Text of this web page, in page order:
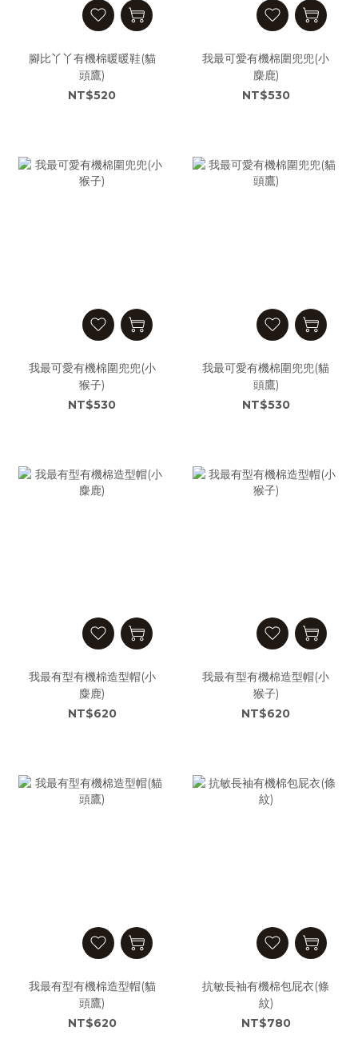
腳比丫丫有機棉暖暖鞋(貓
頭鷹)
NT$520
我最可愛有機棉圍兜兜(小
麋鹿)
NT$530
我最可愛有機棉圍兜兜(小
猴子)
NT$530
我最可愛有機棉圍兜兜(貓
頭鷹)
NT$530
我最有型有機棉造型帽(小
麋鹿)
NT$620
我最有型有機棉造型帽(小
猴子)
NT$620
我最有型有機棉造型帽(貓
頭鷹)
NT$620
抗敏長袖有機棉包屁衣(條
紋)
NT$780